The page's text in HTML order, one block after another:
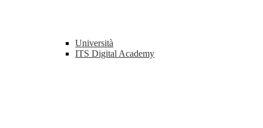
Università
ITS Digital Academy